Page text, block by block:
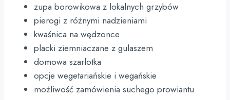
zupa borowikowa z lokalnych grzybów
pierogi z różnymi nadzieniami
kwaśnica na wędzonce
placki ziemniaczane z gulaszem
domowa szarlotka
opcje wegetariańskie i wegańskie
możliwość zamówienia suchego prowiantu